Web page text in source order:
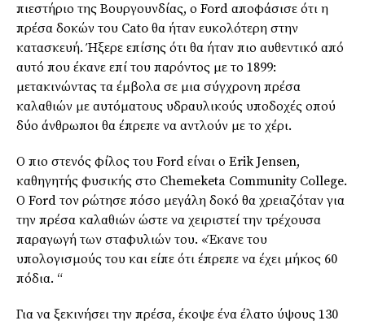
πιεστήριο της Βουργουνδίας, ο Ford αποφάσισε ότι η
πρέσα δοκών του Cato θα ήταν ευκολότερη στην
κατασκευή. Ήξερε επίσης ότι θα ήταν πιο αυθεντικό από
αυτό που έκανε επί του παρόντος με το 1899:
μετακινώντας τα έμβολα σε μια σύγχρονη πρέσα
καλαθιών με αυτόματους υδραυλικούς υποδοχές οπού
δύο άνθρωποι θα έπρεπε να αντλούν με το χέρι.
Ο πιο στενός φίλος του Ford είναι ο Erik Jensen,
καθηγητής φυσικής στο Chemeketa Community College.
Ο Ford τον ρώτησε πόσο μεγάλη δοκό θα χρειαζόταν για
την πρέσα καλαθιών ώστε να χειριστεί την τρέχουσα
παραγωγή των σταφυλιών του. «Έκανε του
υπολογισμούς του και είπε ότι έπρεπε να έχει μήκος 60
πόδια. “
Για να ξεκινήσει την πρέσα, έκοψε ένα έλατο ύψους 130